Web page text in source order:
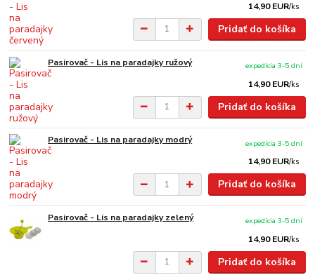
14,90 EUR/ks
Pridať do košíka
Pasirovač - Lis na paradajky ružový
14,90 EUR/ks
expedícia 3-5 dní
Pridať do košíka
Pasirovač - Lis na paradajky modrý
14,90 EUR/ks
expedícia 3-5 dní
Pridať do košíka
Pasirovač - Lis na paradajky zelený
14,90 EUR/ks
expedícia 3-5 dní
Pridať do košíka